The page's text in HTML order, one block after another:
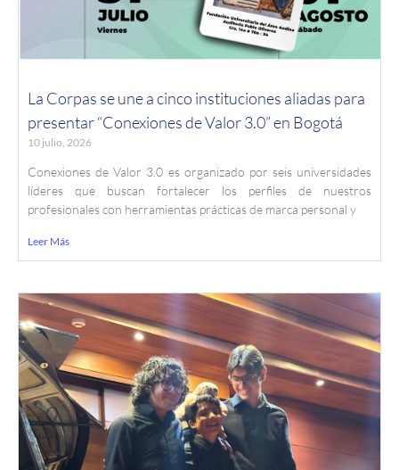
La Corpas se une a cinco instituciones aliadas para
presentar “Conexiones de Valor 3.0” en Bogotá
10 julio, 2026
Conexiones de Valor 3.0 es organizado por seis universidades
líderes que buscan fortalecer los perfiles de nuestros
profesionales con herramientas prácticas de marca personal y
Leer Más